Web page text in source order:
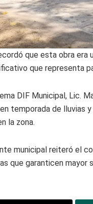
que esta obra
que representa
DIF Municipal, Lic.
temporada de lluvias
la zona.
municipal reiteró el
que garanticen mayor